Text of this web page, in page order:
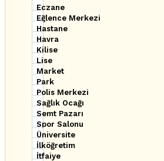
Eczane
Eğlence Merkezi
Hastane
Havra
Kilise
Lise
Market
Park
Polis Merkezi
Sağlık Ocağı
Semt Pazarı
Spor Salonu
Üniversite
İlköğretim
İtfaiye